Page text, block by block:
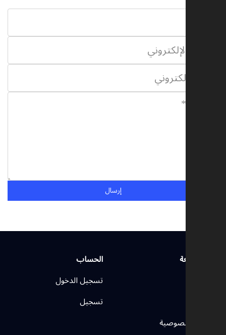
إرسال
روابط سريعة
سياسة الخصوصية
الحساب
تسجيل الدخول
تسجيل